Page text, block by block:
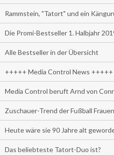
Rammstein, "Tatort" und ein
Die Promi-Bestseller 1. Halbjahr
Alle Bestseller in der Übersicht
+++++ Media Control News
Media Control beruft Arnd von
Zuschauer-Trend der Fußball
Heute wäre sie 90 Jahre alt
Das beliebteste Tatort-Duo ist?